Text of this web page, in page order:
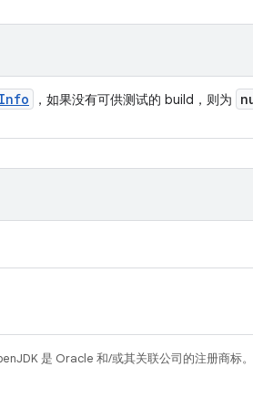
Info ，如果没有可供测试的 build，则为
是 Oracle 和/或其关联公司的注册商标。